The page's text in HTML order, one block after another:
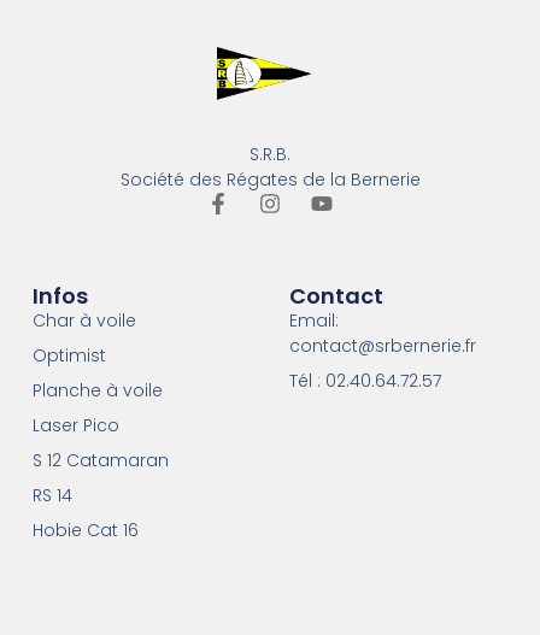
S.R.B.
Société des Régates de la Bernerie
Infos
Char à voile
Optimist
Planche à voile
Laser Pico
S 12 Catamaran
RS 14
Hobie Cat 16
Contact
Email:
contact@srbernerie.fr
Tél : 02.40.64.72.57